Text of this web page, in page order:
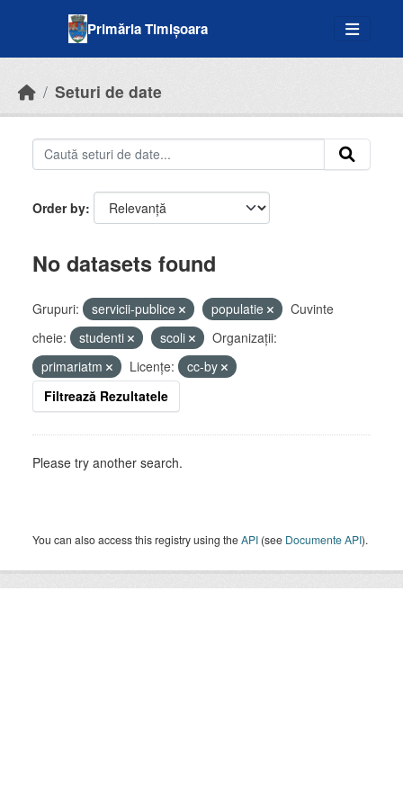
Primăria Timișoara
Seturi de date
Order by
No datasets found
Grupuri: servicii-publice populatie
Cuvinte
cheie:
studenti scoli
Organizații:
primariatm
Licenţe:
cc-by
Filtrează Rezultatele
Please try another search.
You can also access this registry using theAPI (see Documente API).